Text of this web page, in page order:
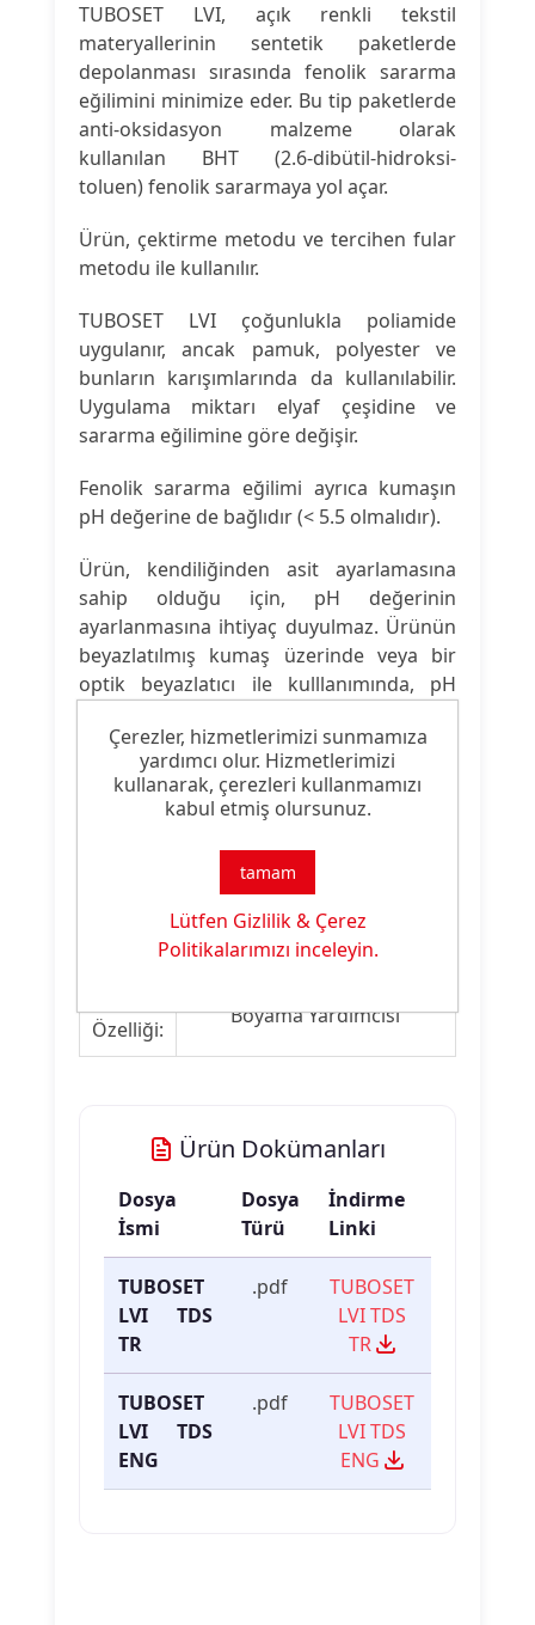
TUBOSET LVI, açık renkli tekstil
materyallerinin sentetik paketlerde
depolanması sırasında fenolik sararma
eğilimini minimize eder. Bu tip paketlerde
anti-oksidasyon malzeme olarak
kullanılan BHT (2.6-dibütil-hidroksi-
toluen) fenolik sararmaya yol açar.
Ürün, çektirme metodu ve tercihen fular
metodu ile kullanılır.
TUBOSET LVI çoğunlukla poliamide
uygulanır, ancak pamuk, polyester ve
bunların karışımlarında da kullanılabilir.
Uygulama miktarı elyaf çeşidine ve
sararma eğilimine göre değişir.
Fenolik sararma eğilimi ayrıca kumaşın
pH değerine de bağlıdır (< 5.5 olmalıdır).
Ürün, kendiliğinden asit ayarlamasına
sahip olduğu için, pH değerinin
ayarlanmasına ihtiyaç duyulmaz. Ürünün
beyazlatılmış kumaş üzerinde veya bir
optik beyazlatıcı ile kulllanımında, pH
beyazlatıcının pH hassasiyeti) göre kostik
soda eklenerek ayarlanması gerekebilir.
Ürün Nitelikleri
Sararma Önleyici
Özelliği:
Boyama Yardımcısı
Ürün Dokümanları
Dosya
İsmi
Dosya
Türü
İndirme
Linki
TUBOSET
LVI TDS
TR
.pdf
TUBOSET
LVI TDS
TR
TUBOSET
LVI TDS
ENG
.pdf
TUBOSET
LVI TDS
ENG
Çerezler, hizmetlerimizi sunmamıza
yardımcı olur. Hizmetlerimizi
kullanarak, çerezleri kullanmamızı
kabul etmiş olursunuz.
tamam
Lütfen Gizlilik & Çerez
Politikalarımızı inceleyin.